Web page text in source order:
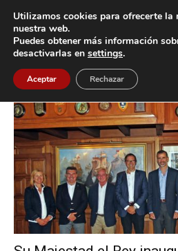
Inicio Etiquetas Don Felipe
Etiqueta: Don Felipe
Utilizamos cookies para ofrecerte la
nuestra web.
Puedes obtener más información
desactivarlas en settings.
Aceptar Rechazar